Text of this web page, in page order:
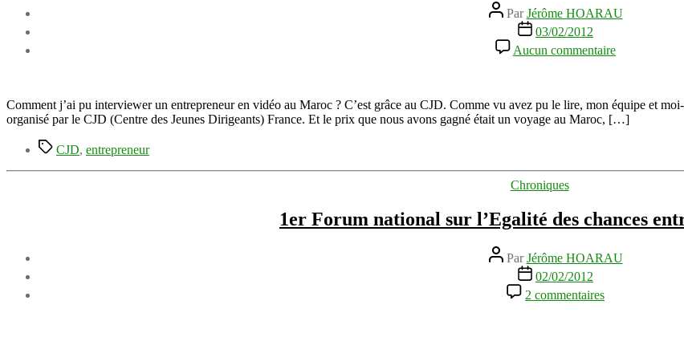
Auteur
de
l’article
ParJérôme HOARAU
Date
l’article
03/02/2012
Aucun commentaire
Interview
Charraf,
président
Jeunes
Maroc
2011
Comment j’ai pu interviewer un entrepreneur en vidéo au Maroc ? C’est grâce au CJD. Comme vu avez pu le lire, mon équipe et
organisé par le CJD (Centre des Jeunes Dirigeants) France. Et le prix que nous avons gagné était un voyage au Maroc, […]
Étiquettes
CJD, entrepreneur
Catégories
Chroniques
1er Forum national sur l’Egalité des chances
Auteur
de
l’article
ParJérôme HOARAU
Date
de
l’article
02/02/2012
2 commentaires
1er